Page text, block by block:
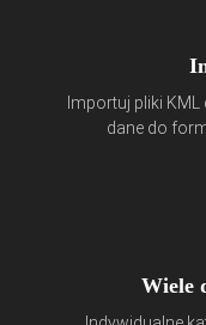
Importuj pliki
dane do
Wiele